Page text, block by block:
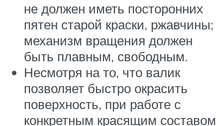
не должен иметь посторонних
пятен старой краски, ржавчины;
механизм вращения должен
быть плавным, свободным.
Несмотря на то, что валик
позволяет быстро окрасить
поверхность, при работе с
конкретным красящим составом